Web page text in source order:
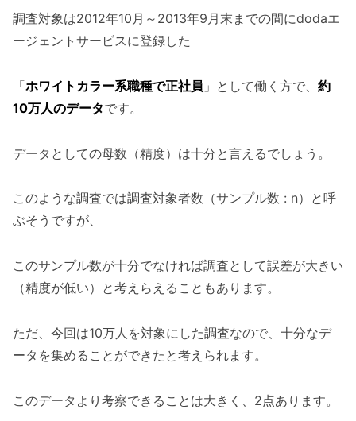
調査対象は2012年10月～2013年9月末までの間にdodaエ
ージェントサービスに登録した
「ホワイトカラー系職種で正社員 」として働く方で、 約
10万人のデータです。
データとしての母数（精度）は十分と言えるでしょう。
このような調査では調査対象者数（サンプル数 : n）と呼
ぶそうですが、
このサンプル数が十分でなければ調査として誤差が大きい
（精度が低い）と考えらえることもあります。
ただ、今回は10万人を対象にした調査なので、十分なデ
ータを集めることができたと考えられます。
このデータより考察できることは大きく、2点あります。